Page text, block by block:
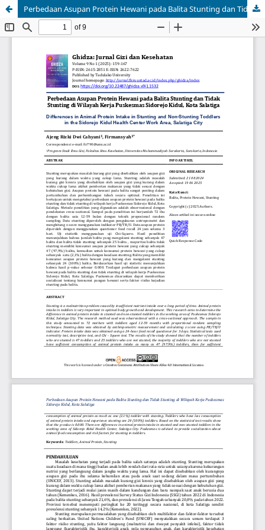
Perbedaan Asupan Protein Hewani pada Balita Stunting dan Tidak Stunting di Wilayah Kerja Puskesmas Sidorejo Kidul, Kota Salatiga